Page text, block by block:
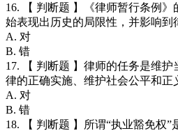
16. 【 判断题 】《律师暂行条例
始表现出历史的局限性，并影响到
A. 对
B. 错
17. 【 判断题 】律师的任务是维
律的正确实施、维护社会公平和正
A. 对
B. 错
18. 【 判断题 】所谓“执业豁免权